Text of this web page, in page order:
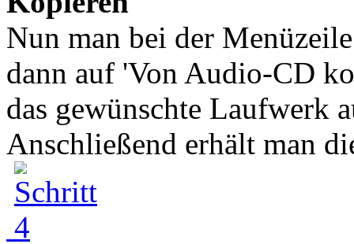
Nun man bei der
dann auf 'Von Audio-CD
das gewünschte Laufwerk
Anschließend erhält man